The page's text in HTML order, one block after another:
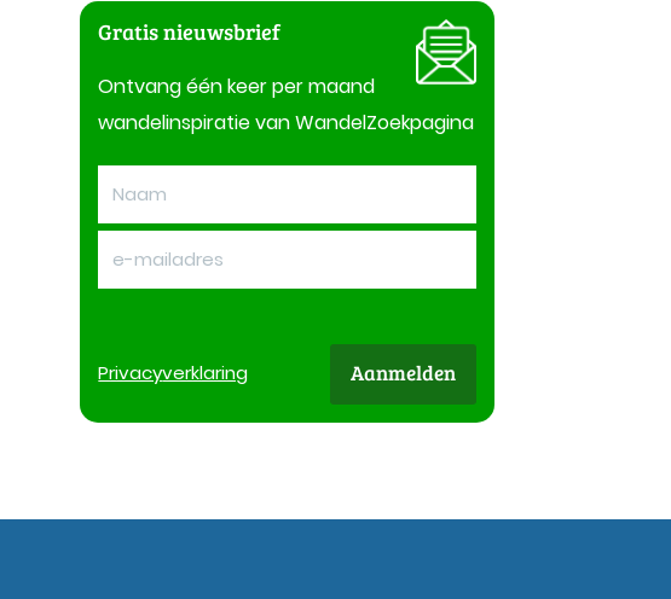
Gratis nieuwsbrief
Ontvang één keer per maand
wandelinspiratie van WandelZoekpagina
Privacyverklaring Aanmelden